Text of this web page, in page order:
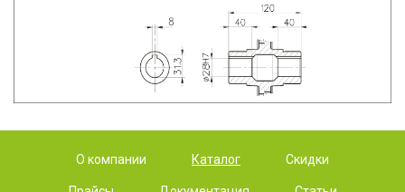
О компании Каталог Скидки